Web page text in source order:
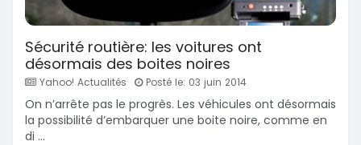
Sécurité routière: les voitures ont
désormais des boites noires
Yahoo! Actualités Posté le: 03 juin 2014
On n’arrête pas le progrès. Les véhicules ont désormais
la possibilité d’embarquer une boite noire, comme en
di ...